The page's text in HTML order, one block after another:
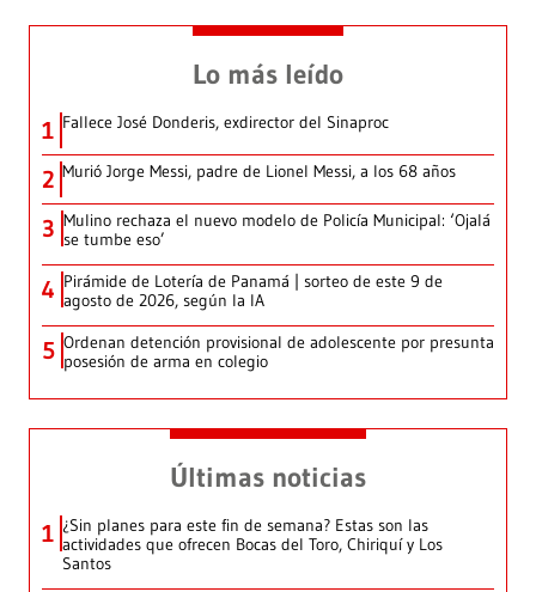
Lo más leído
1 Fallece José Donderis, exdirector del Sinaproc
2 Murió Jorge Messi, padre de Lionel Messi, a los 68 años
3 Mulino rechaza el nuevo modelo de Policía Municipal: ‘Ojalá
se tumbe eso’
4 Pirámide de Lotería de Panamá | sorteo de este 9 de
agosto de 2026, según la IA
5 Ordenan detención provisional de adolescente por presunta
posesión de arma en colegio
Últimas noticias
1 ¿Sin planes para este fin de semana? Estas son las
actividades que ofrecen Bocas del Toro, Chiriquí y Los
Santos